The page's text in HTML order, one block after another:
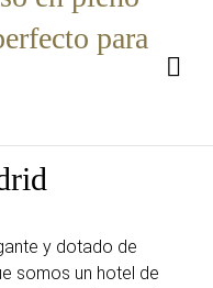
para
y dotado de
somos un hotel de